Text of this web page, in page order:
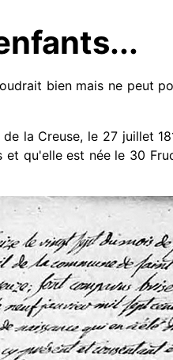
bien mais ne peut
la Creuse, le 27 juillet
qu'elle est née le 30